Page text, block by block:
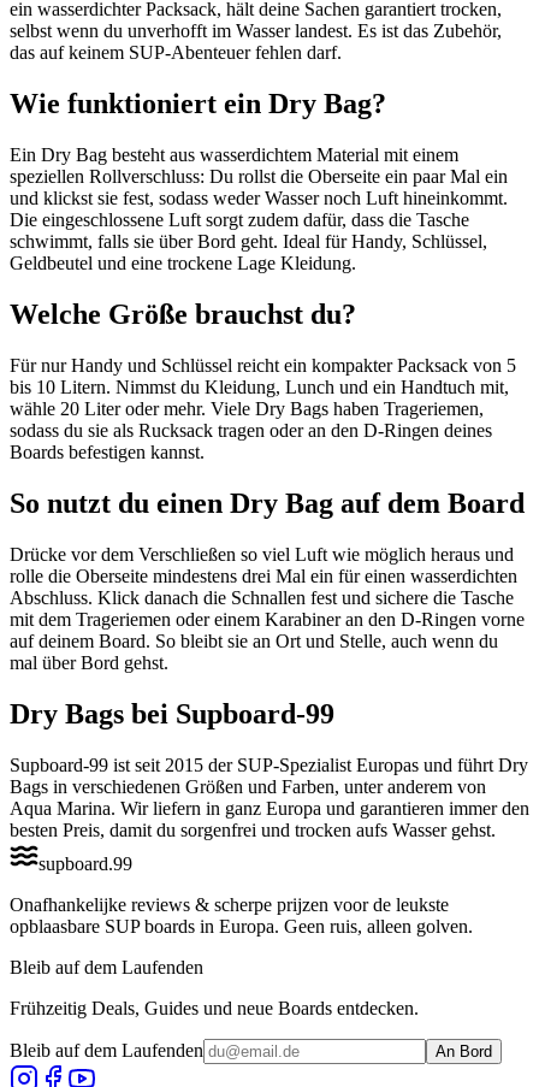
ein wasserdichter Packsack, hält deine Sachen garantiert trocken,
selbst wenn du unverhofft im Wasser landest. Es ist das Zubehör,
das auf keinem SUP-Abenteuer fehlen darf.
Wie funktioniert ein Dry Bag?
Ein Dry Bag besteht aus wasserdichtem Material mit einem
speziellen Rollverschluss: Du rollst die Oberseite ein paar Mal ein
und klickst sie fest, sodass weder Wasser noch Luft hineinkommt.
Die eingeschlossene Luft sorgt zudem dafür, dass die Tasche
schwimmt, falls sie über Bord geht. Ideal für Handy, Schlüssel,
Geldbeutel und eine trockene Lage Kleidung.
Welche Größe brauchst du?
Für nur Handy und Schlüssel reicht ein kompakter Packsack von 5
bis 10 Litern. Nimmst du Kleidung, Lunch und ein Handtuch mit,
wähle 20 Liter oder mehr. Viele Dry Bags haben Trageriemen,
sodass du sie als Rucksack tragen oder an den D-Ringen deines
Boards befestigen kannst.
So nutzt du einen Dry Bag auf dem Board
Drücke vor dem Verschließen so viel Luft wie möglich heraus und
rolle die Oberseite mindestens drei Mal ein für einen wasserdichten
Abschluss. Klick danach die Schnallen fest und sichere die Tasche
mit dem Trageriemen oder einem Karabiner an den D-Ringen vorne
auf deinem Board. So bleibt sie an Ort und Stelle, auch wenn du
mal über Bord gehst.
Dry Bags bei Supboard-99
Supboard-99 ist seit 2015 der SUP-Spezialist Europas und führt Dry
Bags in verschiedenen Größen und Farben, unter anderem von
Aqua Marina. Wir liefern in ganz Europa und garantieren immer den
besten Preis, damit du sorgenfrei und trocken aufs Wasser gehst.
supboard.99
Onafhankelijke reviews & scherpe prijzen voor de leukste
opblaasbare SUP boards in Europa. Geen ruis, alleen golven.
Bleib auf dem Laufenden
Frühzeitig Deals, Guides und neue Boards entdecken.
Bleib auf dem Laufenden An Bord